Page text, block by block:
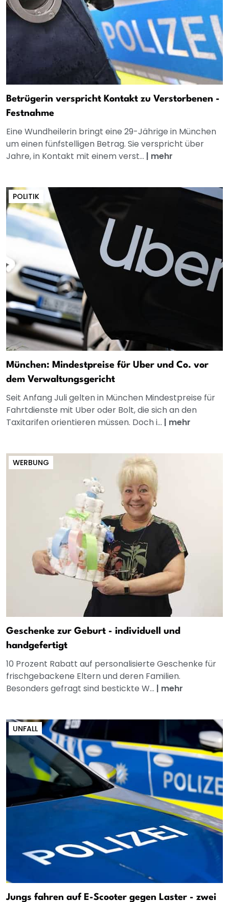
Betrügerin verspricht Kontakt zu Verstorbenen -
Festnahme
Eine Wundheilerin bringt eine 29-Jährige in München
um einen fünfstelligen Betrag. Sie verspricht über
Jahre, in Kontakt mit einem verst... | mehr
POLITIK
München: Mindestpreise für Uber und Co. vor
dem Verwaltungsgericht
Seit Anfang Juli gelten in München Mindestpreise für
Fahrtdienste mit Uber oder Bolt, die sich an den
Taxitarifen orientieren müssen. Doch i... | mehr
WERBUNG
Geschenke zur Geburt - individuell und
handgefertigt
10 Prozent Rabatt auf personalisierte Geschenke für
frischgebackene Eltern und deren Familien.
Besonders gefragt sind bestickte W... | mehr
UNFALL
Jungs fahren auf E-Scooter gegen Laster - zwei